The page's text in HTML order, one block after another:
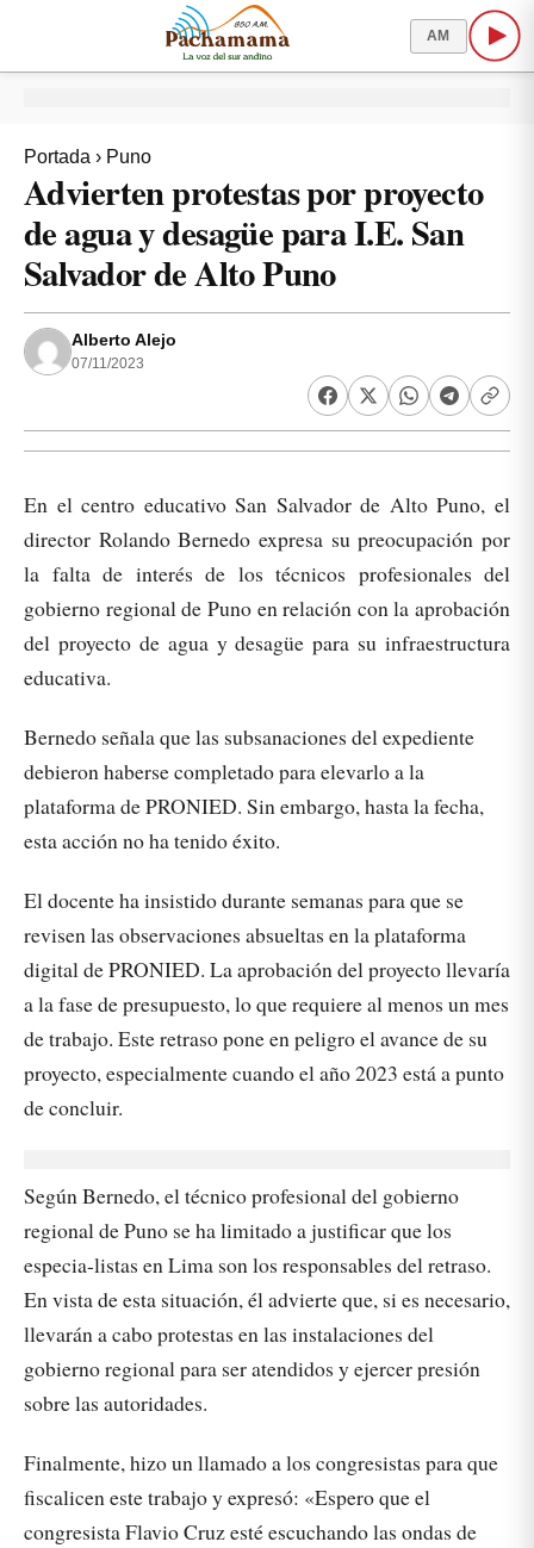
AM
Portada › Puno
Advierten protestas por proyecto
de agua y desagüe para I.E. San
Salvador de Alto Puno
Alberto Alejo
07/11/2023
En el centro educativo San Salvador de Alto Puno, el
director Rolando Bernedo expresa su preocupación por
la falta de interés de los técnicos profesionales del
gobierno regional de Puno en relación con la aprobación
del proyecto de agua y desagüe para su infraestructura
educativa.
Bernedo señala que las subsanaciones del expediente
debieron haberse completado para elevarlo a la
plataforma de PRONIED. Sin embargo, hasta la fecha,
esta acción no ha tenido éxito.
El docente ha insistido durante semanas para que se
revisen las observaciones absueltas en la plataforma
digital de PRONIED. La aprobación del proyecto llevaría
a la fase de presupuesto, lo que requiere al menos un mes
de trabajo. Este retraso pone en peligro el avance de su
proyecto, especialmente cuando el año 2023 está a punto
de concluir.
Según Bernedo, el técnico profesional del gobierno
regional de Puno se ha limitado a justificar que los
especia-listas en Lima son los responsables del retraso.
En vista de esta situación, él advierte que, si es necesario,
llevarán a cabo protestas en las instalaciones del
gobierno regional para ser atendidos y ejercer presión
sobre las autoridades.
Finalmente, hizo un llamado a los congresistas para que
fiscalicen este trabajo y expresó: «Espero que el
congresista Flavio Cruz esté escuchando las ondas de